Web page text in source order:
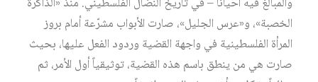
الخصبة»، و«عرس الجليل»، صارت الأبواب مشرّعة أمام بروز
المرأة الفلسطينية في واجهة القضية وردود الفعل عليها، بحيث
صارت هي من ينطق باسم هذه القضية، توثيقياً أول الأمر، ثم